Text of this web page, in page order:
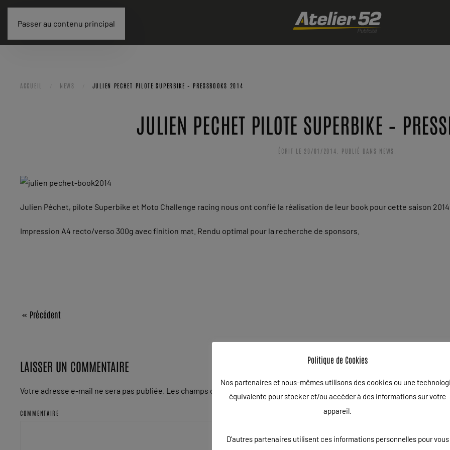
Passer au contenu principal
ACCUEIL NEWS JULIEN PECHET PILOTE SUPERBIKE – PRESSBOOKS 2014
JULIEN PECHET PILOTE SUPERBIKE –
ÉCRIT LE 20/01/2014 . PUBLIÉ DANS NEWS
Julien Péchet, pilote Superbike et Moto Challenge racing nous ont confié la réalisation de leur book pour cette saison
Impression A4 recto/verso 300g avec finition mat. Rendu optimal pour la recherche de sponsors.
« Précédent
LAISSER UN COMMENTAIRE
Votre adresse e-mail ne sera pas publiée. Les champs obligatoires sont indiqués avec
COMMENTAIRE
Politique de Cookies
Nos partenaires et nous-mêmes utilisons des cookies ou une
équivalente pour stocker et/ou accéder à des informations sur votre
appareil.
D'autres partenaires utilisent ces informations personnelles pour vous